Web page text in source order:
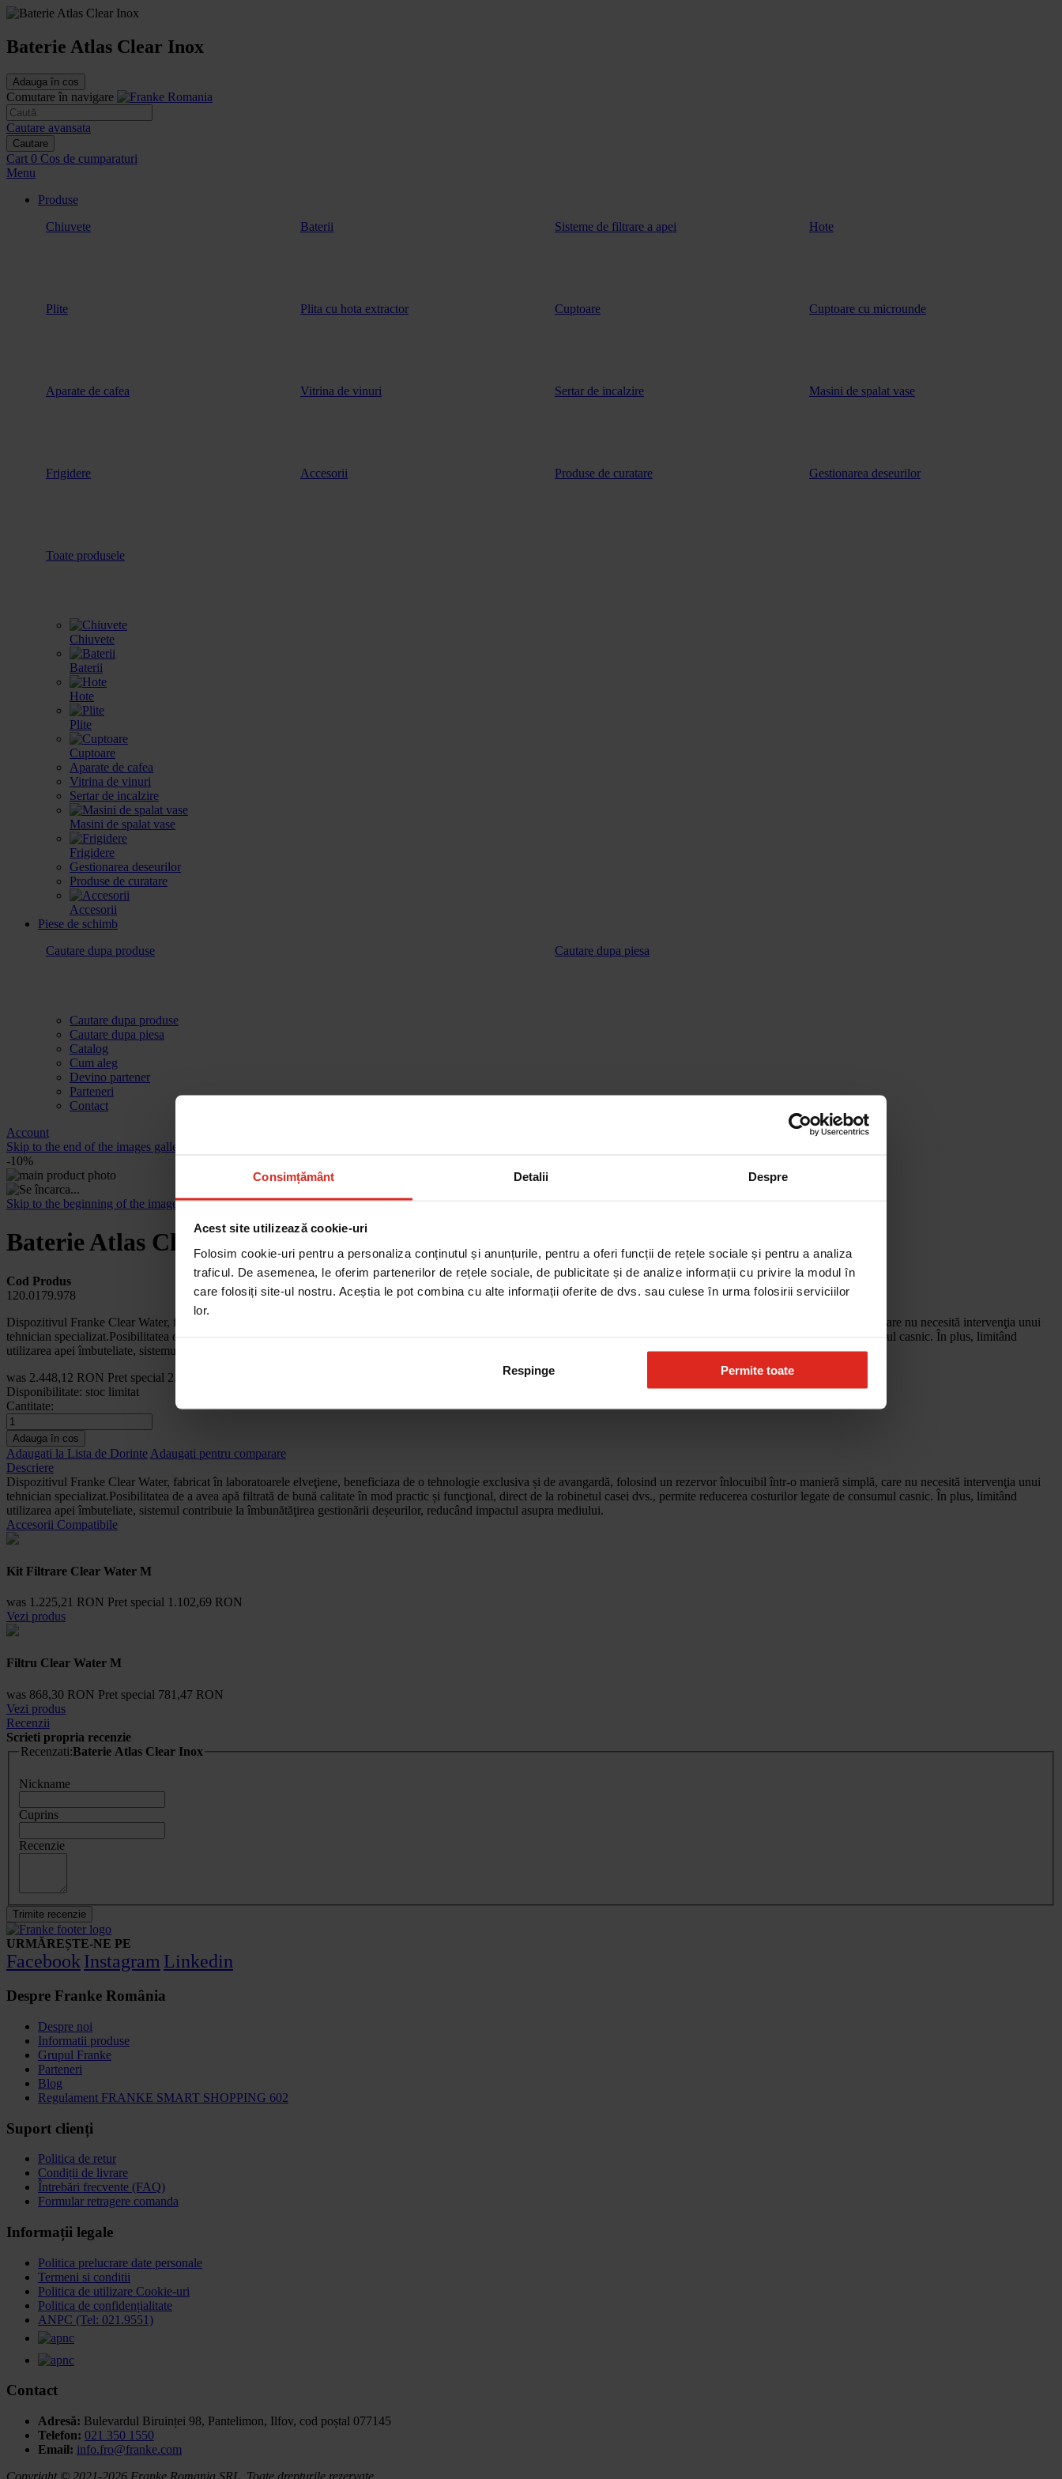
Consimțământ Detalii Despre
Acest site utilizează cookie-uri
Folosim cookie-uri pentru a personaliza conținutul și anunțurile, pentru a oferi funcții de rețele sociale și pentru a analiza
traficul. De asemenea, le oferim partenerilor de rețele sociale, de publicitate și de analize informații cu privire la modul în
care folosiți site-ul nostru. Aceștia le pot combina cu alte informații oferite de dvs. sau culese în urma folosirii serviciilor
lor.
Respinge Permite toate
Baterie Atlas Clear Inox
Adauga în cos
Comutare în navigare
Cautare avansata
Cautare
Cart 0 Cos de cumparaturi
Menu
Produse
Chiuvete
Baterii Sisteme de filtrare a apei Hote
Plite Plita cu hota extractor Cuptoare Cuptoare cu microunde
Aparate de cafea Vitrina de vinuri Sertar de incalzire Masini de spalat vase
Frigidere Accesorii Produse de curatare Gestionarea deseurilor
Toate produsele
Chiuvete
Baterii
Hote
Plite
Cuptoare
Aparate de cafea
Vitrina de vinuri
Sertar de incalzire
Masini de spalat vase
Frigidere
Gestionarea deseurilor
Produse de curatare
Accesorii
Piese de schimb
Cautare dupa produse
Cautare dupa piesa
Cautare dupa produse
Cautare dupa piesa
Catalog
Cum aleg
Devino partener
Parteneri
Contact
Account
Skip to the end of the images gallery
-10%
Skip to the beginning of the images gallery
Baterie Atlas Clear Inox
Cod Produs
120.0179.978
Dispozitivul Franke Clear Water, fabricat în laboratoarele elveţiene, beneficiaza de o tehnologie exclusiva și de avangardă, folosind un rezervor înlocuibil într-o manieră simplă, care nu necesită intervenţia unui
tehnician specializat.Posibilitatea de a avea apă filtrată de bună calitate în mod practic și funcţional, direct de la robinetul casei dvs., permite reducerea costurilor legate de consumul casnic. În plus, limitând
utilizarea apei îmbuteliate, sistemul contribuie la îmbunătăţirea gestionării deșeurilor, reducând impactul asupra mediului.
was 2.448,12 RON Pret special 2.203,31 RON
Disponibilitate: stoc limitat
Cantitate:
Adauga în cos
Adaugati la Lista de Dorinte Adaugati pentru comparare
Descriere
Dispozitivul Franke Clear Water, fabricat în laboratoarele elveţiene, beneficiaza de o tehnologie exclusiva și de avangardă, folosind un rezervor înlocuibil într-o manieră simplă, care nu necesită intervenţia unui
tehnician specializat.Posibilitatea de a avea apă filtrată de bună calitate în mod practic și funcţional, direct de la robinetul casei dvs., permite reducerea costurilor legate de consumul casnic. În plus, limitând
utilizarea apei îmbuteliate, sistemul contribuie la îmbunătăţirea gestionării deșeurilor, reducând impactul asupra mediului.
Accesorii Compatibile
Kit Filtrare Clear Water M
was 1.225,21 RON Pret special 1.102,69 RON
Vezi produs
Filtru Clear Water M
was 868,30 RON Pret special 781,47 RON
Vezi produs
Recenzii
Scrieti propria recenzie
Recenzati:Baterie Atlas Clear Inox
Nickname
Cuprins
Recenzie
Trimite recenzie
URMĂREȘTE-NE PE
FacebookInstagram Linkedin
Despre Franke România
Despre noi
Informatii produse
Grupul Franke
Parteneri
Blog
Regulament FRANKE SMART SHOPPING 602
Suport clienți
Politica de retur
Condiții de livrare
Întrebări frecvente (FAQ)
Formular retragere comanda
Informații legale
Politica prelucrare date personale
Termeni si conditii
Politica de utilizare Cookie-uri
Politica de confidențialitate
ANPC (Tel: 021.9551)
Contact
Adresă: Bulevardul Biruinței 98, Pantelimon, Ilfov, cod poștal 077145
Telefon: 021 350 1550
Email: info.fro@franke.com
Copyright © 2021-2026 Franke Romania SRL. Toate drepturile rezervate.